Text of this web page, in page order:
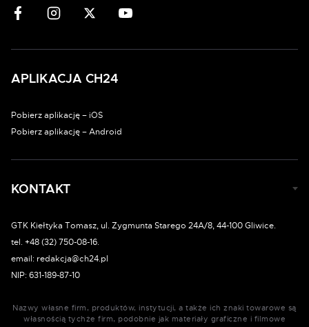
APLIKACJA CH24
Pobierz aplikację – iOS
Pobierz aplikację – Android
KONTAKT
GTK Kiełtyka Tomasz, ul. Zygmunta Starego 24A/8, 44-100 Gliwice.
tel. +48 (32) 750-08-16.
email: redakcja@ch24.pl
NIP: 631-189-87-10
Nazwy własne firm, produktów, instytucji, a także ich znaki towarowe są
własnością tychże firm, podobnie jak materiały graficzne i filmowe